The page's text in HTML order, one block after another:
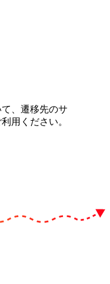
、遷移先のサ
用ください。